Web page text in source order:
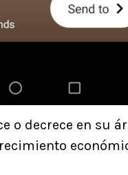
o decrece en su